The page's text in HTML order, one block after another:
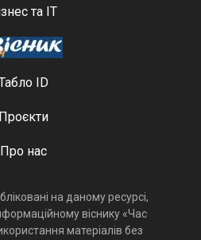
та ІТ
ID
Проєкти
Про нас
на даному ресурсі,
віснику «Час
матеріалів без